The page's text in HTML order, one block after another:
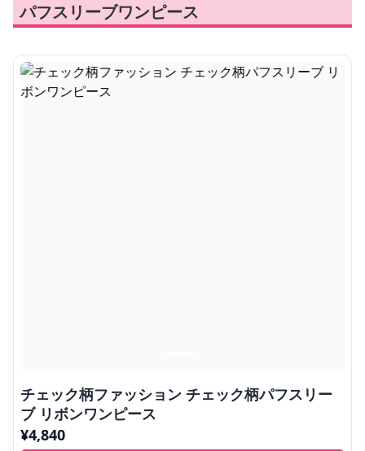
パフスリーブワンピース
チェック柄ファッション チェック柄パフスリー
ブ リボンワンピース
¥4,840